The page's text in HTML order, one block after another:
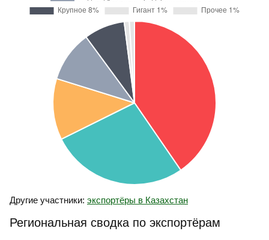
Другие участники: экспортёры в Казахстан
Региональная сводка по экспортёрам